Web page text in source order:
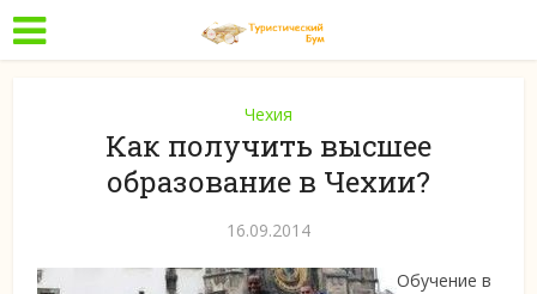
Чехия
Как получить высшее
образование в Чехии?
16.09.2014
Обучение в